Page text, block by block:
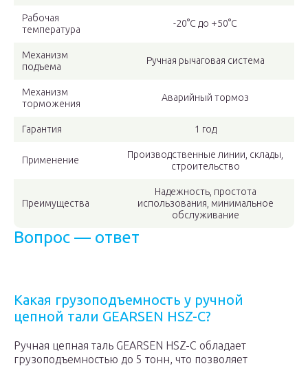
Рабочая
температура
-20°C до +50°C
Механизм
подъема
Ручная рычаговая система
Механизм
торможения
Аварийный тормоз
Гарантия 1 год
Применение
Производственные линии, склады,
строительство
Преимущества
Надежность, простота
использования, минимальное
обслуживание
Вопрос — ответ
Какая грузоподъемность у ручной
цепной тали GEARSEN HSZ-C?
Ручная цепная таль GEARSEN HSZ-C обладает
грузоподъемностью до 5 тонн, что позволяет